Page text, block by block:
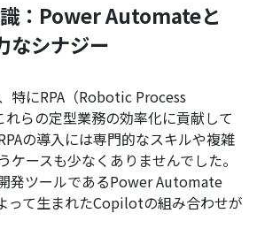
：Power Automateと
シナジー
特にRPA（Robotic Process
らの定型業務の効率化に貢献して
の導入には専門的なスキルや複雑
ケースも少なくありませんでした。
発ツールであるPower Automate
って生まれたCopilotの組み合わせが